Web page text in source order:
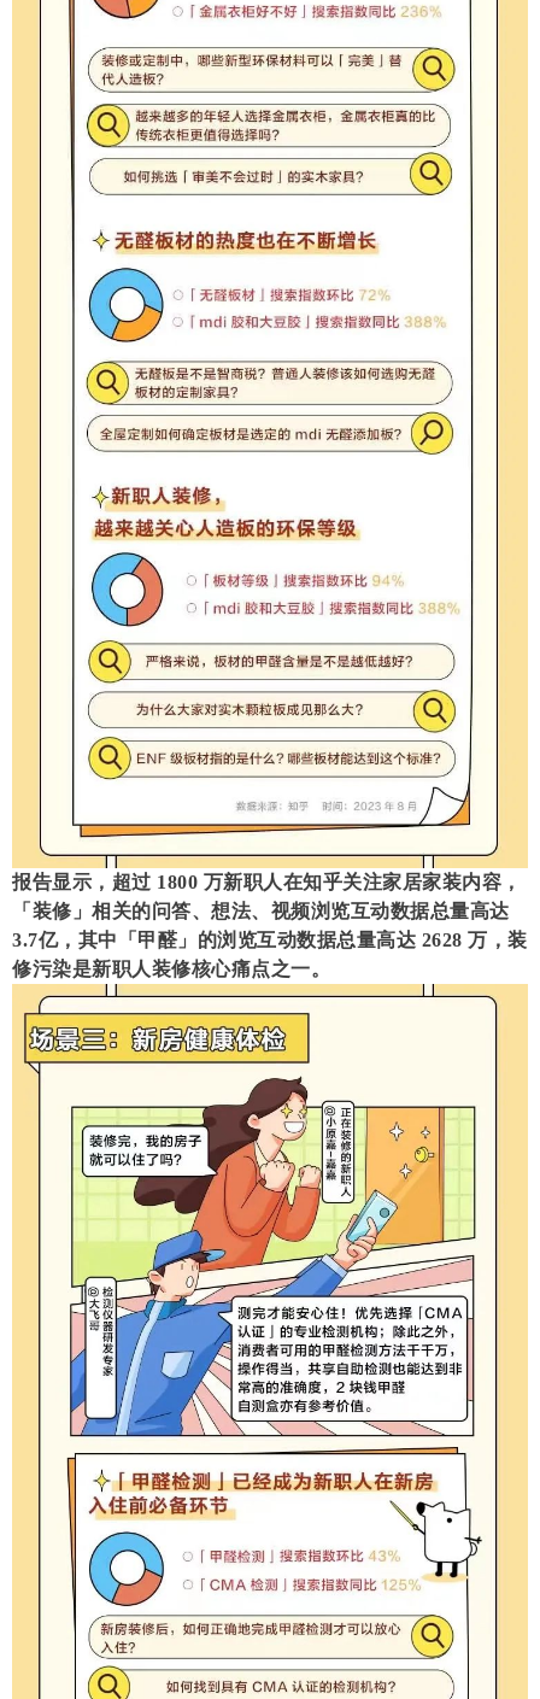
报告显示，超过 1800 万新职人在知乎关注家居家装内容，
「装修」相关的问答、想法、视频浏览互动数据总量高达
3.7亿，其中「甲醛」的浏览互动数据总量高达 2628 万，装
修污染是新职人装修核心痛点之一。